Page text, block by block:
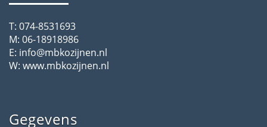
T: 074-8531693
M: 06-18918986
E: info@mbkozijnen.nl
W: www.mbkozijnen.nl
Gegevens